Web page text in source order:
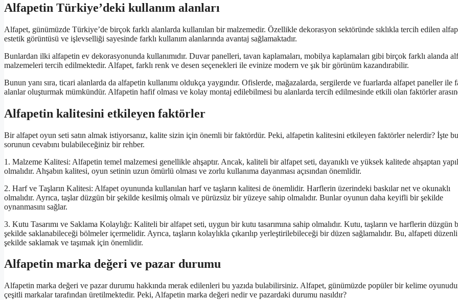
Alfapetin Türkiye’deki kullanım alanları
Alfapet, günümüzde Türkiye’de birçok farklı alanlarda kullanılan bir malzemedir. Özellikle dekorasyon sektöründe sıklıkla tercih edilen
estetik görüntüsü ve işlevselliği sayesinde farklı kullanım alanlarında avantaj sağlamaktadır.
Bunlardan ilki alfapetin ev dekorasyonunda kullanımıdır. Duvar panelleri, tavan kaplamaları, mobilya kaplamaları gibi birçok farklı alanda
malzemeleri tercih edilmektedir. Alfapet, farklı renk ve desen seçenekleri ile evinize modern ve şık bir görünüm kazandırabilir.
Bunun yanı sıra, ticari alanlarda da alfapetin kullanımı oldukça yaygındır. Ofislerde, mağazalarda, sergilerde ve fuarlarda alfapet paneller ile
alanlar oluşturmak mümkündür. Alfapetin hafif olması ve kolay montaj edilebilmesi bu alanlarda tercih edilmesinde etkili olan faktörler
Alfapetin kalitesini etkileyen faktörler
Bir alfapet oyun seti satın almak istiyorsanız, kalite sizin için önemli bir faktördür. Peki, alfapetin kalitesini etkileyen faktörler nelerdir? İşte bu
sorunun cevabını bulabileceğiniz bir rehber.
1. Malzeme Kalitesi: Alfapetin temel malzemesi genellikle ahşaptır. Ancak, kaliteli bir alfapet seti, dayanıklı ve yüksek kalitede ahşaptan
olmalıdır. Ahşabın kalitesi, oyun setinin uzun ömürlü olması ve zorlu kullanıma dayanması açısından önemlidir.
2. Harf ve Taşların Kalitesi: Alfapet oyununda kullanılan harf ve taşların kalitesi de önemlidir. Harflerin üzerindeki baskılar net ve okunaklı
olmalıdır. Ayrıca, taşlar düzgün bir şekilde kesilmiş olmalı ve pürüzsüz bir yüzeye sahip olmalıdır. Bunlar oyunun daha keyifli bir şekilde
oynanmasını sağlar.
3. Kutu Tasarımı ve Saklama Kolaylığı: Kaliteli bir alfapet seti, uygun bir kutu tasarımına sahip olmalıdır. Kutu, taşların ve harflerin düzgün
şekilde saklanabileceği bölmeler içermelidir. Ayrıca, taşların kolaylıkla çıkarılıp yerleştirilebileceği bir düzen sağlamalıdır. Bu, alfapeti
şekilde saklamak ve taşımak için önemlidir.
Alfapetin marka değeri ve pazar durumu
Alfapetin marka değeri ve pazar durumu hakkında merak edilenleri bu yazıda bulabilirsiniz. Alfapet, günümüzde popüler bir kelime
çeşitli markalar tarafından üretilmektedir. Peki, Alfapetin marka değeri nedir ve pazardaki durumu nasıldır?